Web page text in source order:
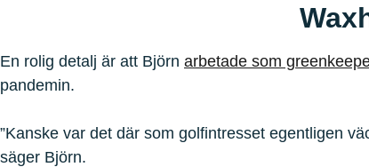
En rolig detalj är att Björn arbetade som
pandemin.
”Kanske var det där som golfintresset egentligen
säger Björn.